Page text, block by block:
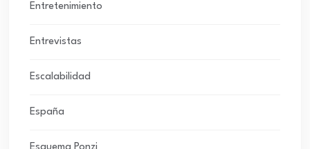
Entretenimiento
Entrevistas
Escalabilidad
España